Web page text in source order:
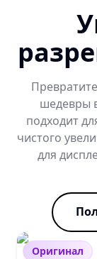
шедевры
подходит
чистого
для
Оригинал